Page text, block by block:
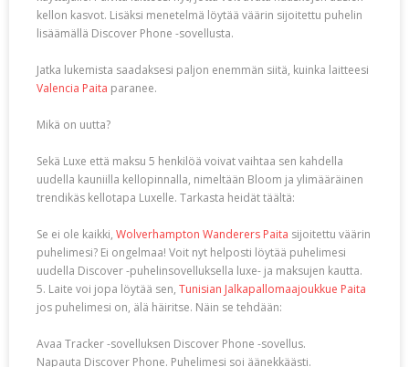
kellon kasvot. Lisäksi menetelmä löytää väärin sijoitettu puhelin
lisäämällä Discover Phone -sovellusta.
Jatka lukemista saadaksesi paljon enemmän siitä, kuinka laitteesi
Valencia Paita paranee.
Mikä on uutta?
Sekä Luxe että maksu 5 henkilöä voivat vaihtaa sen kahdella
uudella kauniilla kellopinnalla, nimeltään Bloom ja ylimääräinen
trendikäs kellotapa Luxelle. Tarkasta heidät täältä:
Se ei ole kaikki, Wolverhampton Wanderers Paita sijoitettu väärin
puhelimesi? Ei ongelmaa! Voit nyt helposti löytää puhelimesi
uudella Discover -puhelinsovelluksella luxe- ja maksujen kautta.
5. Laite voi jopa löytää sen, Tunisian Jalkapallomaajoukkue Paita
jos puhelimesi on, älä häiritse. Näin se tehdään:
Avaa Tracker -sovelluksen Discover Phone -sovellus.
Napauta Discover Phone. Puhelimesi soi äänekkäästi.